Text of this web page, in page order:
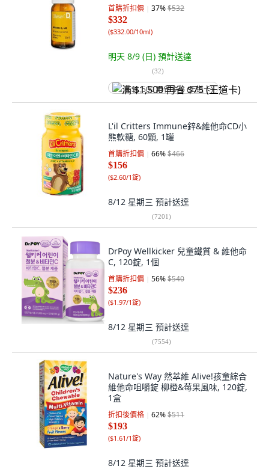
首購折扣價 37%$532
$332
($332.00/10ml)
明天 8/9 (日) 預計送達
(32)
满 $1,500 再省 $75 (王道卡)
L'il Critters Immune鋅&維他命CD小
熊軟糖, 60顆, 1罐
首購折扣價 66%$466
$156
($2.60/1錠)
8/12 星期三 預計送達
(7201)
DrPoy Wellkicker 兒童鐵質 & 維他命
C, 120錠, 1個
首購折扣價 56%$540
$236
($1.97/1錠)
8/12 星期三 預計送達
(7554)
Nature's Way 然萃維 Alive!孩童綜合
維他命咀嚼錠 柳橙&莓果風味, 120錠,
1盒
折扣後價格 62%$511
$193
($1.61/1錠)
8/12 星期三 預計送達